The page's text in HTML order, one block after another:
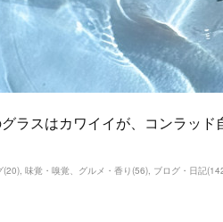
ラスはカワイイが、コンラッ
(20) 味覚・嗅覚、グルメ・香り(56) ブログ・日記(